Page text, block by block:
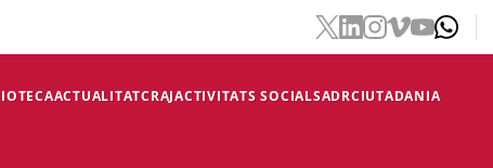
ACTUALITATCRAJACTIVITATS SOCIALSADRCIUTADANIA